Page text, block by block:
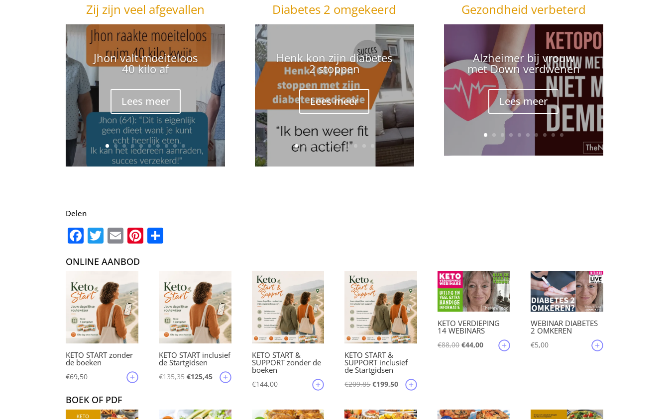
Zij zijn veel afgevallen
Jhon valt moeiteloos
40 kilo af
Lees meer
Diabetes 2 omgekeerd
Henk kon zijn diabetes
2 stoppen
Lees meer
Gezondheid verbeterd
Alzheimer bij vrouw
met Down verdwenen
Lees meer
Delen
F
c
e
b
o
o
k
T
it
te
r
E
ai
l
Pi
n
ONLINE AANBOD
KETO START zonder
de boeken
€69,50
KETO START inclusief
de Startgidsen
€135,35 Oorspronkelijke
€135,35.
€125,45Huidige
€125,45.
KETO START &
SUPPORT zonder de
boeken
€144,00
KETO START &
SUPPORT inclusief
de Startgidsen
€209,85Oorspronkelijke
was:
€199,50Huidige
is:
KETO VERDIEPING
14 WEBINARS
€88,00Oorspronkelijke
€44,00Huidige
WEBINAR DIABETES
2 OMKEREN
€5,00
BOEK OF PDF